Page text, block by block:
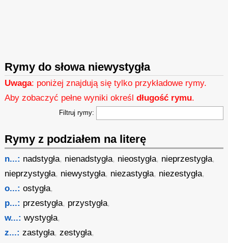
Rymy do słowa niewystygła
Uwaga: poniżej znajdują się tylko przykładowe rymy.
Aby zobaczyć pełne wyniki określdługość rymu.
Filtruj rymy:
Rymy z podziałem na literę
n...: nadstygła, nienadstygła, nieostygła, nieprzestygła,
nieprzystygła, niewystygła, niezastygła, niezestygła,
o...: ostygła,
p...: przestygła, przystygła,
w...: wystygła,
z...: zastygła,zestygła,